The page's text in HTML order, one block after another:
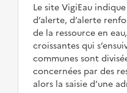
Le site VigiEau
d’alerte, d’alerte
de la ressource en
croissantes qui
communes sont
concernées par des
alors la saisie d’une